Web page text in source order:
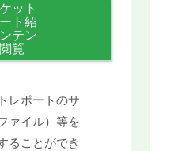
ット
ト紹
テン
覧
レポートのサ
ァイル）等を
ることができ